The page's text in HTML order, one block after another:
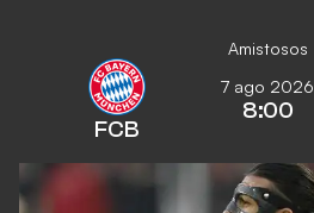
Amistosos
FCB
7 ago 2026
8:00